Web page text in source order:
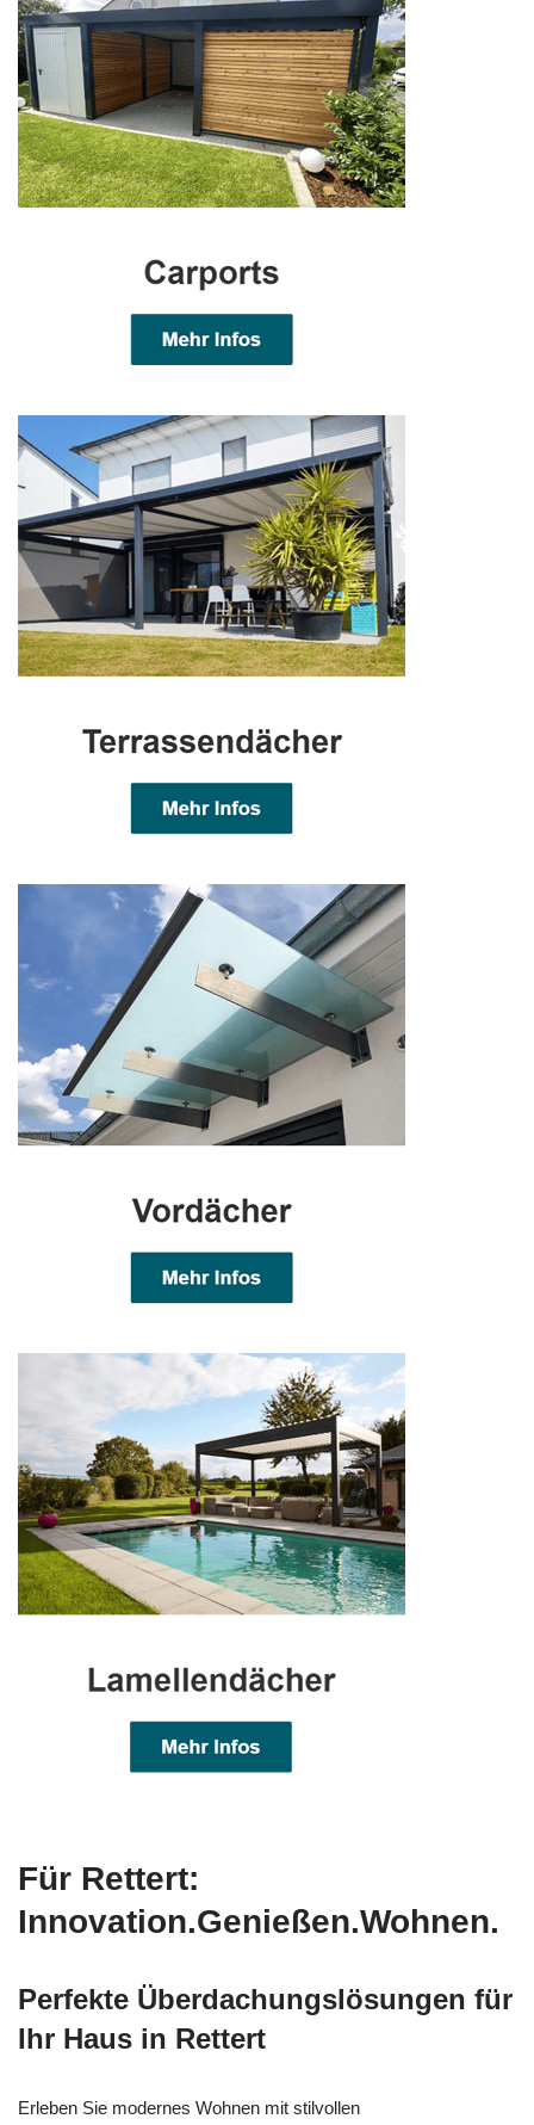
Für Rettert:
Innovation.Genießen.Wohnen.
Perfekte Überdachungslösungen für
Ihr Haus in Rettert
Erleben Sie modernes Wohnen mit stilvollen